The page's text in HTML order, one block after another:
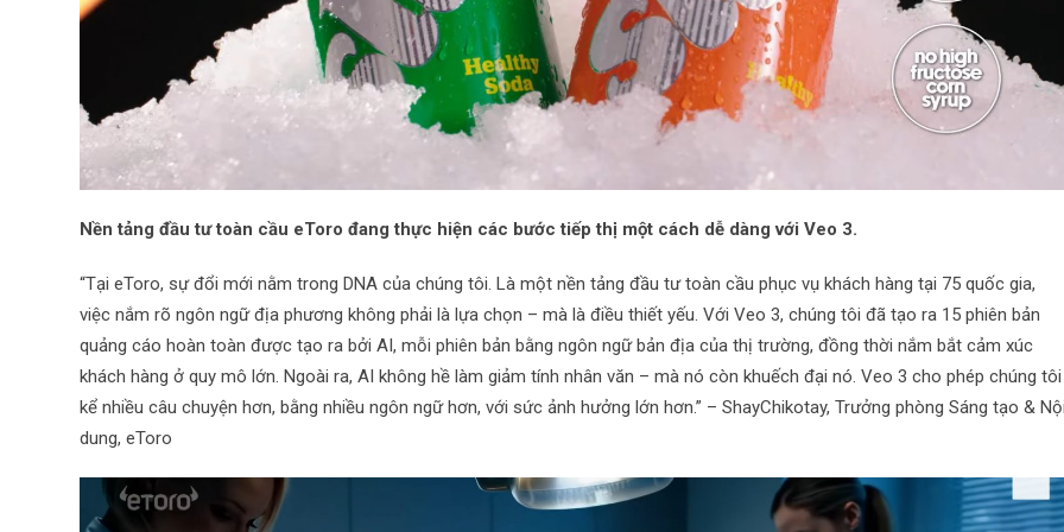
Nền tảng đầu tư toàn cầu eToro đang thực hiện các bước tiếp thị một cách dễ dàng với Veo 3.
“Tại eToro, sự đổi mới nằm trong DNA của chúng tôi. Là một nền tảng đầu tư toàn cầu phục vụ khách hàng tại 75 quốc gia,
việc nắm rõ ngôn ngữ địa phương không phải là lựa chọn – mà là điều thiết yếu. Với Veo 3, chúng tôi đã tạo ra 15 phiên bản
quảng cáo hoàn toàn được tạo ra bởi AI, mỗi phiên bản bằng ngôn ngữ bản địa của thị trường, đồng thời nắm bắt cảm xúc
khách hàng ở quy mô lớn. Ngoài ra, AI không hề làm giảm tính nhân văn – mà nó còn khuếch đại nó. Veo 3 cho phép chúng tôi
kể nhiều câu chuyện hơn, bằng nhiều ngôn ngữ hơn, với sức ảnh hưởng lớn hơn.” – ShayChikotay, Trưởng phòng Sáng tạo &
dung, eToro